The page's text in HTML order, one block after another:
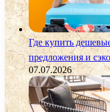
Где купить
предложения и
07.07.2026